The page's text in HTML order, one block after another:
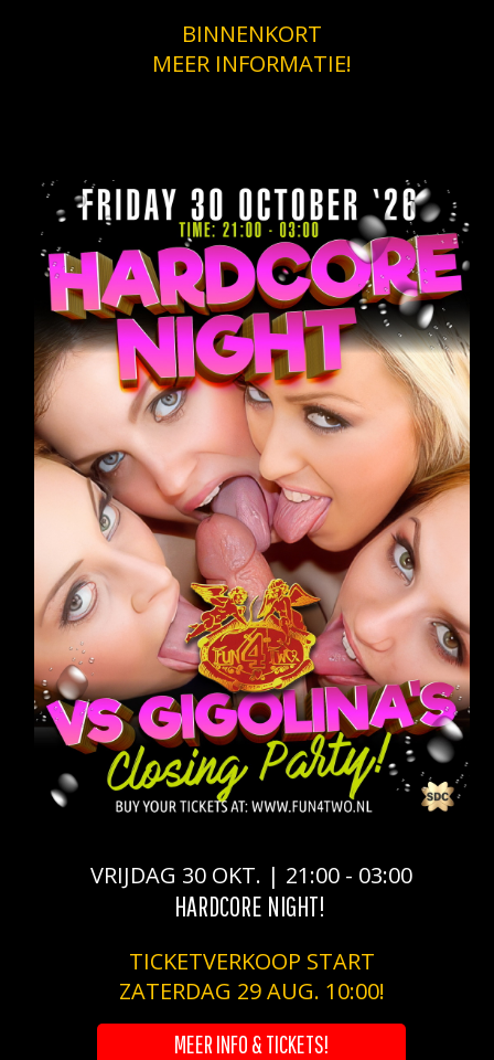
BINNENKORT
MEER INFORMATIE!
VRIJDAG 30 OKT. | 21:00 - 03:00
HARDCORE NIGHT!
TICKETVERKOOP START
ZATERDAG 29 AUG. 10:00!
MEER INFO & TICKETS!